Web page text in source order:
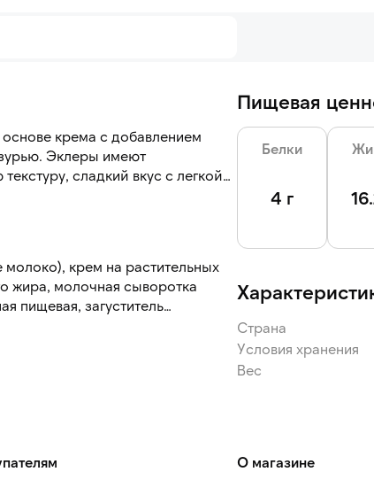
крема с добавлением
Эклеры имеют
сладкий вкус с легкой
крем на растительных
жира, молочная сыворотка
Пищевая
Белки
4 г
Страна
Условия хранения
Вес
О магазине